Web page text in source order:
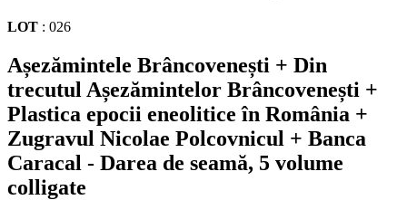
LOT : 026
Așezămintele Brâncovenești + Din
trecutul Așezămintelor Brâncovenești +
Plastica epocii eneolitice în România +
Zugravul Nicolae Polcovnicul + Banca
Caracal - Darea de seamă, 5 volume
colligate